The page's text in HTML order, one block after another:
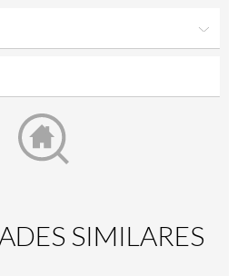
SIMILARES